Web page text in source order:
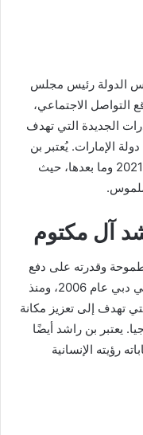
الدولة رئيس مجلس
التواصل الاجتماعي،
الجديدة التي تهدف
الإمارات. يُعتبر بن
راشد شخصية محورية في رؤية الإمارات 2021 وما بعدها، حيث
ملموس.
آل مكتوم
وقدرته على دفع
عجلة التطور في الإمارات. تولّى الحكم في دبي عام 2006، ومنذ
تهدف إلى تعزيز مكانة
يعتبر بن راشد أيضًا
رؤيته الإنسانية